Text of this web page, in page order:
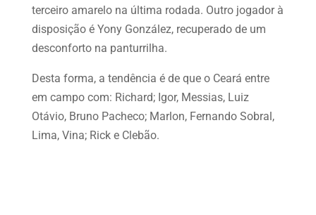
terceiro amarelo na última rodada. Outro jogador à
disposição é Yony González, recuperado de um
desconforto na panturrilha.
Desta forma, a tendência é de que o Ceará entre
em campo com: Richard; Igor, Messias, Luiz
Otávio, Bruno Pacheco; Marlon, Fernando Sobral,
Lima, Vina; Rick e Clebão.